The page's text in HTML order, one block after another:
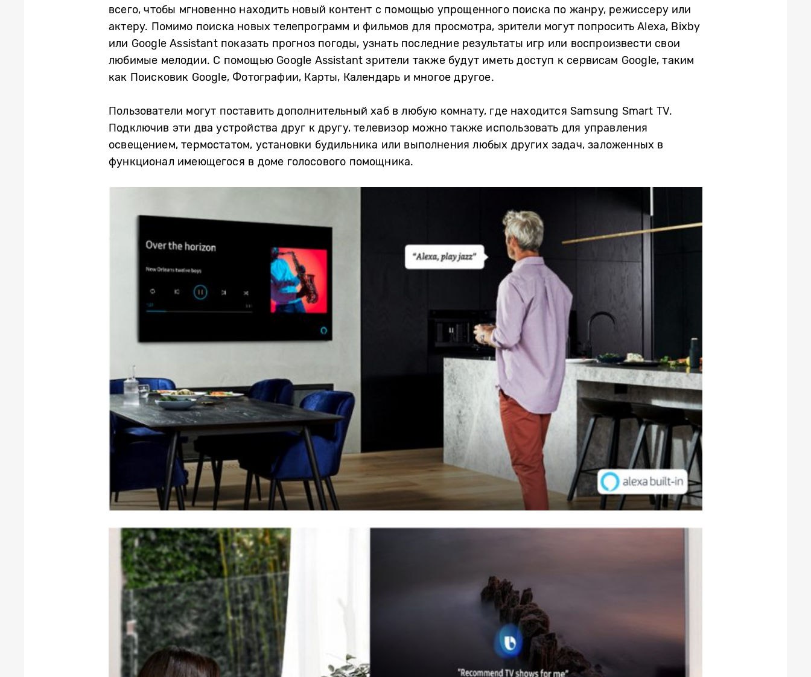
всего, чтобы мгновенно находить новый контент с помощью упрощенного поиска по жанру, режиссеру или
актеру. Помимо поиска новых телепрограмм и фильмов для просмотра, зрители могут попросить Alexa, Bixby
или Google Assistant показать прогноз погоды, узнать последние результаты игр или воспроизвести свои
любимые мелодии. С помощью Google Assistant зрители также будут иметь доступ к сервисам Google, таким
как Поисковик Google, Фотографии, Карты, Календарь и многое другое.
Пользователи могут поставить дополнительный хаб в любую комнату, где находится Samsung Smart TV.
Подключив эти два устройства друг к другу, телевизор можно также использовать для управления
освещением, термостатом, установки будильника или выполнения любых других задач, заложенных в
функционал имеющегося в доме голосового помощника.